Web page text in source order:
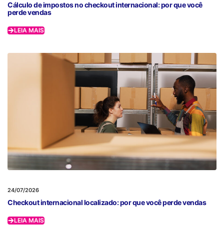
Cálculo de impostos no checkout internacional: por que você
perde vendas
LEIA MAIS
24/07/2026
Checkout internacional localizado: por que você perde vendas
LEIA MAIS